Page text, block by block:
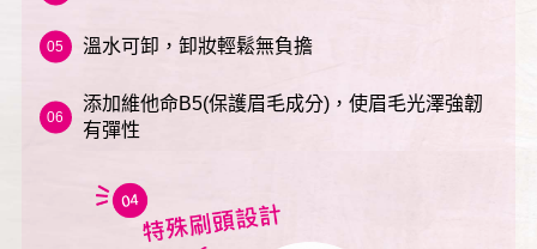
溫水可卸，卸妝輕鬆無負擔
添加維他命B5(保護眉毛成分)，使眉毛光澤強韌
有彈性